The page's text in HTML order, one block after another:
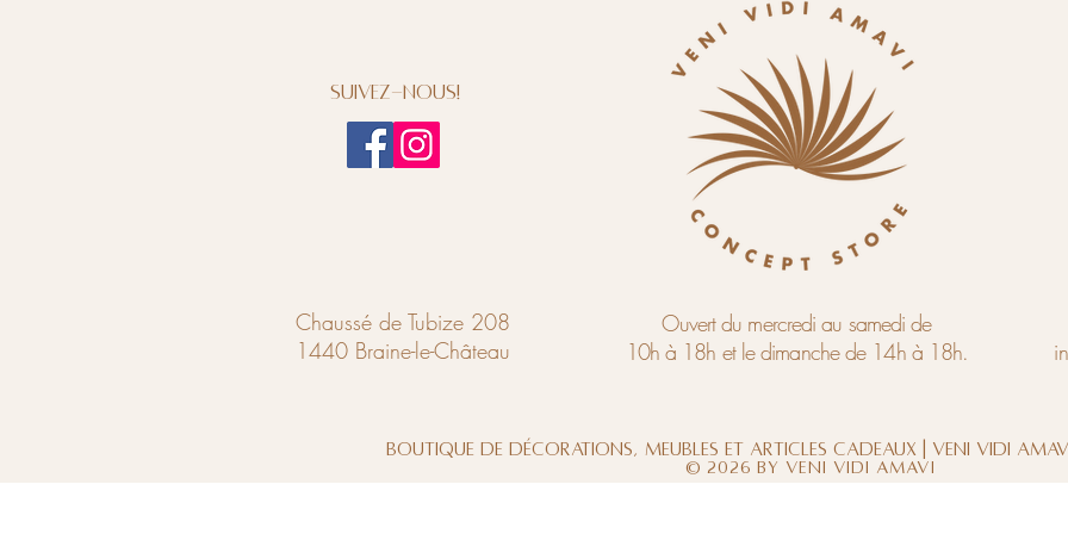
Suivez-nous!
Chaussé de Tubize 208
1440 Braine-le-Château
Ouvert du mercredi au samedi de
10h à 18h et le dimanche de 14h à 18h.
Boutique de décorations, meubles et articles cadeaux | Veni Vidi
© 2026 by Veni Vidi Amavi